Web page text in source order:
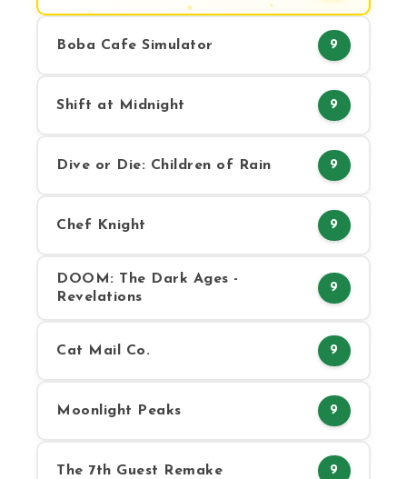
Boba Cafe Simulator 9
Shift at Midnight 9
Dive or Die: Children of Rain 9
Chef Knight 9
DOOM: The Dark Ages -
Revelations
9
Cat Mail Co. 9
Moonlight Peaks 9
The 7th Guest Remake 9